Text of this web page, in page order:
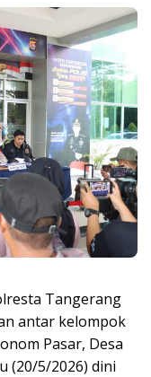
Tangerang
antar kelompok
Pasar, Desa
(20/5/2026) dini